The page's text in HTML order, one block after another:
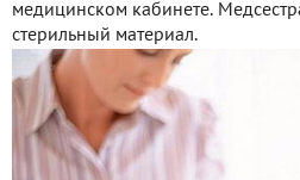
медицинском кабинете.
стерильный материал.